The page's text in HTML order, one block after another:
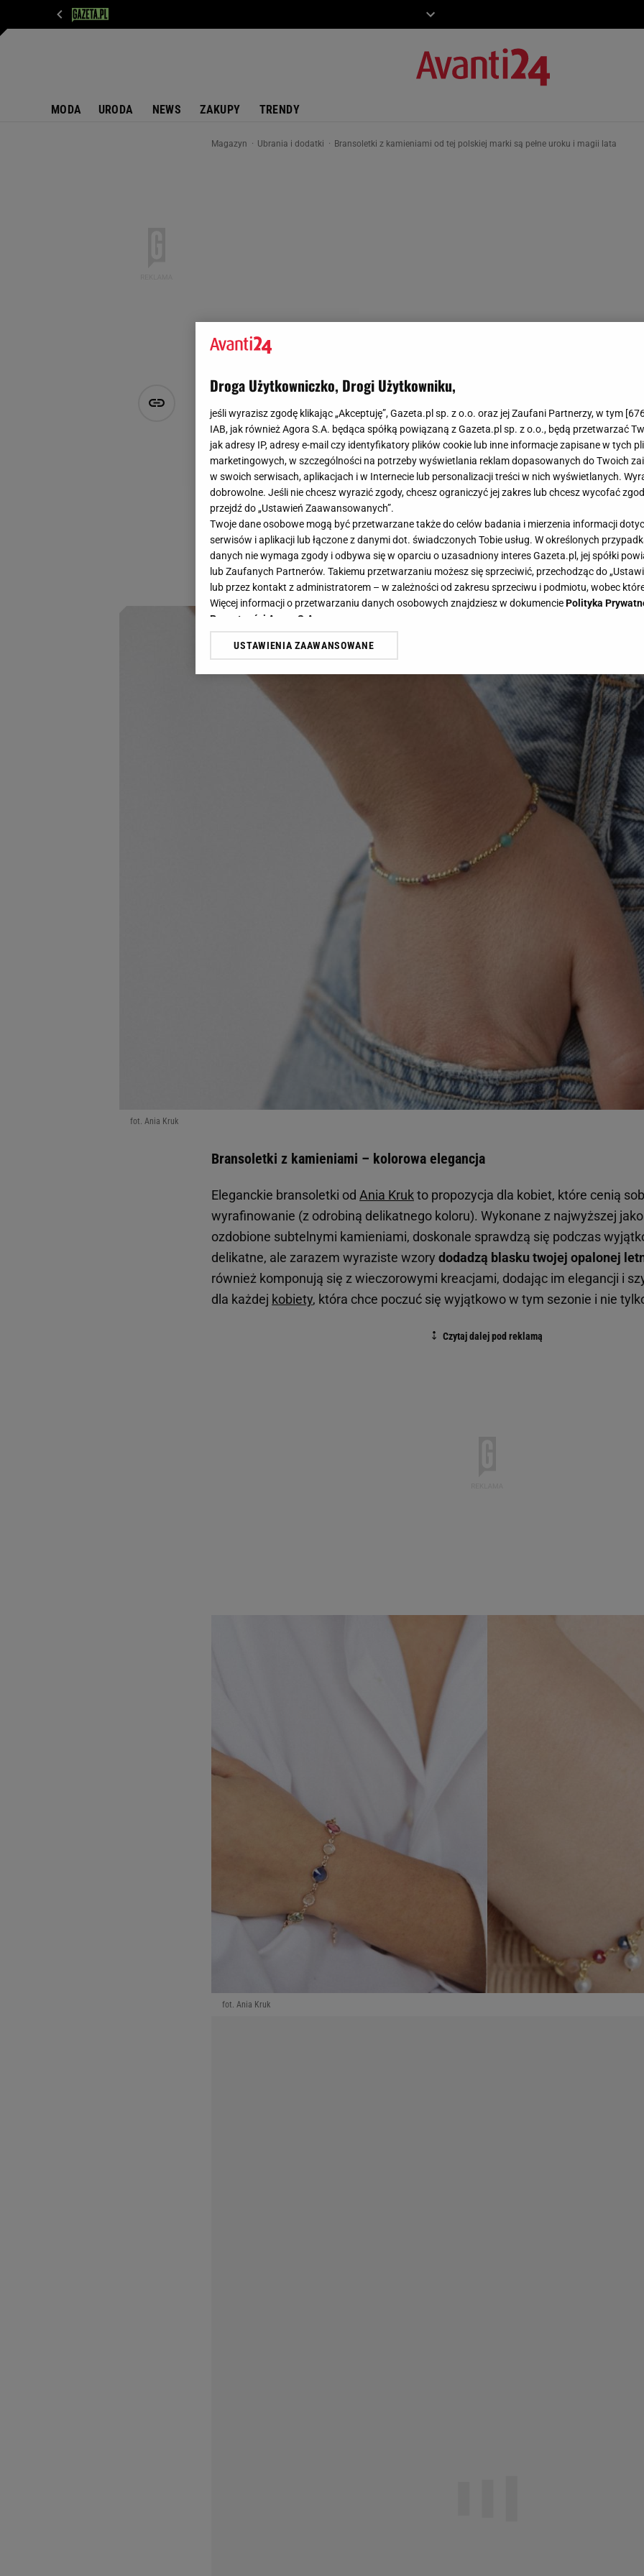
MODA URODA NEWS ZAKUPY TRENDY
Magazyn Ubrania i dodatki Bransoletki z kamieniami od tej polskiej marki są pełne uroku i magii lata
Bransoletki z kamieniami od tej polskiej
uroku i magii lata
M P
18 czerwca 2024, 17:03
Nowa kolekcja bransoletek z kamieniami od polskiej marki Ania Kruk to
lata! Pełne uroku i magii, te wyjątkowe dodatki doskonale uzupełnią
Wyróżniłyśmy bransoletki, które musisz mieć w swojej biżuteryjnej
minimalistyczne i te z mocą kamieni.
fot. Ania Kruk
Bransoletki z kamieniami – kolorowa elegancja
Eleganckie bransoletki od Ania Krukto propozycja dla kobiet, które cenią
wyrafinowanie (z odrobiną delikatnego koloru). Wykonane z najwyższej
ozdobione subtelnymi kamieniami, doskonale sprawdzą się podczas
delikatne, ale zarazem wyraziste wzory dodadzą blasku twojej opalonej
również komponują się z wieczorowymi kreacjami, dodając im elegancji i
dla każdej kobiety, która chce poczuć się wyjątkowo w tym sezonie i nie
fot. Ania Kruk
Droga Użytkowniczko, Drogi Użytkowniku,
jeśli wyrazisz zgodę klikając „Akceptuję”, Gazeta.pl sp. z o.o. oraz jej Zaufani Partnerzy, w tym [
IAB, jak również Agora S.A. będąca spółką powiązaną z Gazeta.pl sp. z o.o., będą przetwarzać
jak adresy IP, adresy e-mail czy identyfikatory plików cookie lub inne informacje zapisane w tych
marketingowych, w szczególności na potrzeby wyświetlania reklam dopasowanych do Twoich
w swoich serwisach, aplikacjach i w Internecie lub personalizacji treści w nich wyświetlanych.
dobrowolne. Jeśli nie chcesz wyrazić zgody, chcesz ograniczyć jej zakres lub chcesz wycofać
przejdź do „Ustawień Zaawansowanych”.
Twoje dane osobowe mogą być przetwarzane także do celów badania i mierzenia informacji
serwisów i aplikacji lub łączone z danymi dot. świadczonych Tobie usług. W określonych
danych nie wymaga zgody i odbywa się w oparciu o uzasadniony interes Gazeta.pl, jej spółki
lub Zaufanych Partnerów. Takiemu przetwarzaniu możesz się sprzeciwić, przechodząc do
lub przez kontakt z administratorem – w zależności od zakresu sprzeciwu i podmiotu, wobec
Więcej informacji o przetwarzaniu danych osobowych znajdziesz w dokumenciePolityka
Prywatności Agora S.A.
Klikając „Akceptuję” wyrażasz też zgodę na zainstalowanie i przechowywanie plików cookie
dotyczące plików cookie, wywołując narzędzie do zarządzania twoimi preferencjami dot.
odnośnik „Ustawienia prywatności ” w stopce serwisu i przechodząc do „Ustawień
plików cookie możliwa jest także za pomocą ustawień przeglądarki.
My, nasi Zaufani Partnerzy i Agora S.A. możemy przetwarzać dane osobowe w następujących
Użycie dokładnych danych geolokalizacyjnych. Aktywne skanowanie charakterystyki urządzenia
Przechowywanie informacji na urządzeniu lub dostęp do nich. Spersonalizowane reklamy i treści,
badnie odbiorców i ulepszanie usług.
USTAWIENIA ZAAWANSOWANE